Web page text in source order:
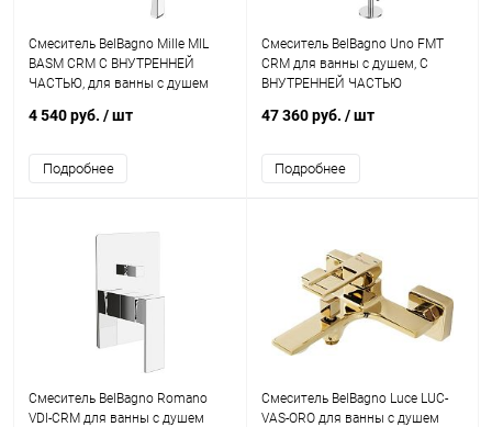
Смеситель BelBagno Mille MIL
BASM CRM С ВНУТРЕННЕЙ
ЧАСТЬЮ, для ванны с душем
4 540 руб. / шт
Подробнее
Смеситель BelBagno Uno FMT
CRM для ванны с душем, С
ВНУТРЕННЕЙ ЧАСТЬЮ
47 360 руб. / шт
Подробнее
Смеситель BelBagno Romano
VDI-CRM для ванны с душем
Смеситель BelBagno Luce LUC-
VAS-ORO для ванны с душем